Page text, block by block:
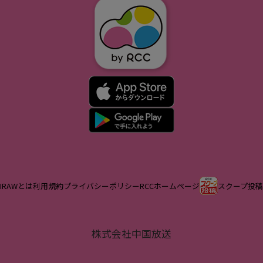
IRAWとは利用規約プライバシーポリシーRCCホームページ スクープ投稿
株式会社中国放送